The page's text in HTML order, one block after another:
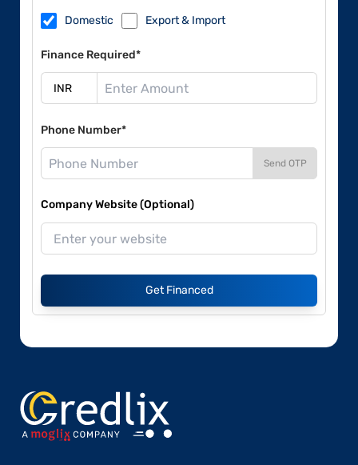
Domestic Export & Import
Finance Required*
Phone Number*
Send OTP
Company Website (Optional)
Get Financed